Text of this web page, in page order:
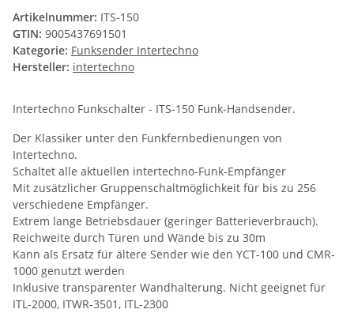
Artikelnummer: ITS-150
GTIN: 9005437691501
Kategorie: Funksender Intertechno
Hersteller: intertechno
Intertechno Funkschalter - ITS-150 Funk-Handsender.
Der Klassiker unter den Funkfernbedienungen von
Intertechno.
Schaltet alle aktuellen intertechno-Funk-Empfänger
Mit zusätzlicher Gruppenschaltmöglichkeit für bis zu 256
verschiedene Empfänger.
Extrem lange Betriebsdauer (geringer Batterieverbrauch).
Reichweite durch Türen und Wände bis zu 30m
Kann als Ersatz für ältere Sender wie den YCT-100 und CMR-
1000 genutzt werden
Inklusive transparenter Wandhalterung. Nicht geeignet für
ITL-2000, ITWR-3501, ITL-2300